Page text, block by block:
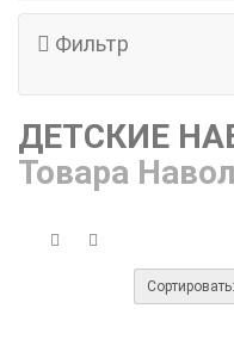
Фильтр
ДЕТСКИЕ
Товара
Сортировать: